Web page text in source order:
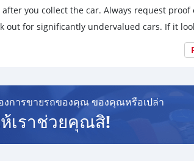
after you collect the car. Always request
out for significantly undervalued cars. If it
งการขายรถของคุณ ของคุณหรือเปล่า
เราช่วยคุณสิ!